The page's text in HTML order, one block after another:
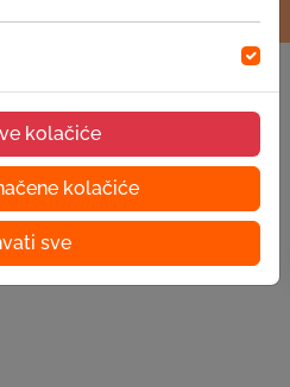
kolačiće
kolačiće
sve